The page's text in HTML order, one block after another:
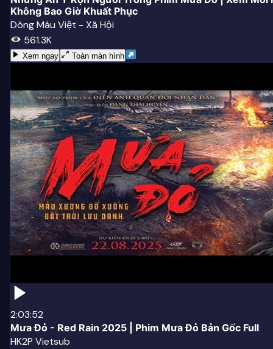
Không Bao Giờ Khuất Phục
Dòng Máu Việt - Xã Hội
561.3K
Xem ngay Toàn màn hình
2:03:52
Mưa Đỏ - Red Rain 2025 | Phim Mưa Đỏ Bản Gốc Full
HK2P Vietsub